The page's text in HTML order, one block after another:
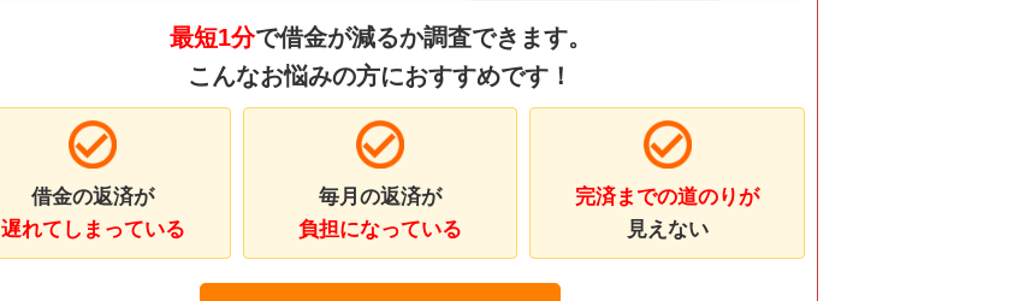
最短1分で借金が減るか調査できます。
こんなお悩みの方におすすめです！
借金の返済が
遅れてしまっている
毎月の返済が
負担になっている
完済までの道のりが
見えない